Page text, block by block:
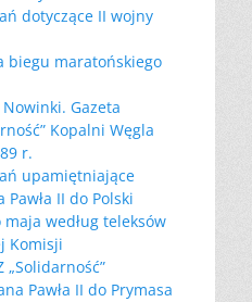
dotyczące II wojny
biegu maratońskiego
Gazeta
Kopalni Węgla
r.
upamiętniające
II do Polski
według teleksów
Komisji
„Solidarność”
Pawła II do Prymasa